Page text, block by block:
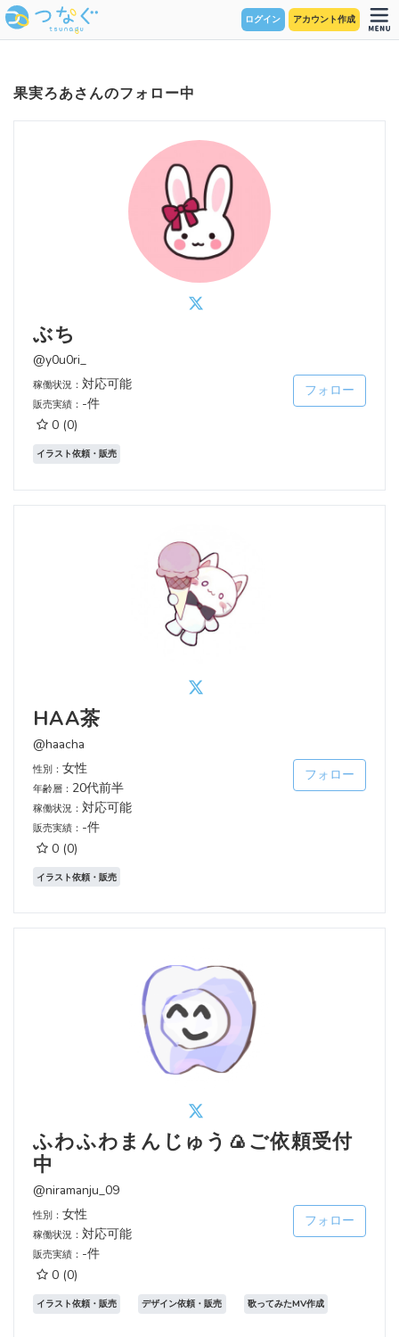
ログイン アカウント作成
果実ろあさんのフォロー中
ぶち
@y0u0ri_
稼働状況： 対応可能
販売実績： -件
0 (0)
フォロー
イラスト依頼・販売
HAA茶
@haacha
性別： 女性
年齢層： 20代前半
稼働状況： 対応可能
販売実績： -件
0 (0)
フォロー
イラスト依頼・販売
ふわふわまんじゅう🍙ご依頼受付
中
@niramanju_09
性別： 女性
稼働状況： 対応可能
販売実績： -件
0 (0)
フォロー
イラスト依頼・販売 デザイン依頼・販売 歌ってみたMV作成